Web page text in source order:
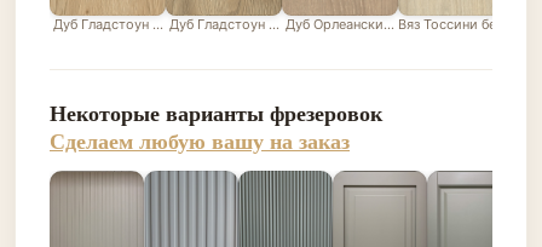
Дуб Гладстоун песочныйДуб Гладстоун серо-бежевыйДуб Орлеанский песочно-бежевый
Вяз Тоссини белый
Некоторые варианты фрезеровок
Сделаем любую вашу на заказ